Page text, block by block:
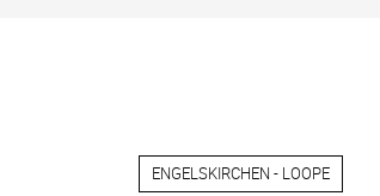
ENGELSKIRCHEN - LOOPE